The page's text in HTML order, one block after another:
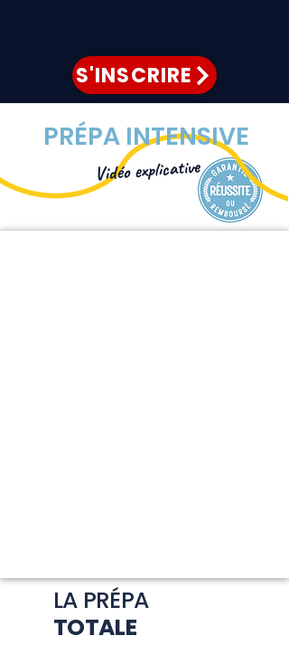
S'INSCRIRE
PRÉPA INTENSIVE
Vidéo explicative
LA PRÉPA
TOTALE